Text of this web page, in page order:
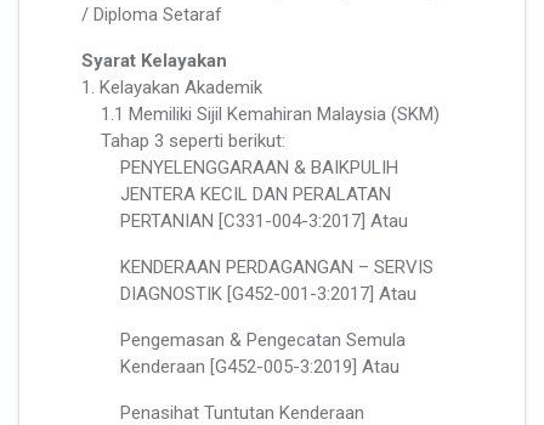
/ Diploma Setaraf
Syarat Kelayakan
1. Kelayakan Akademik
1.1 Memiliki Sijil Kemahiran Malaysia (SKM)
Tahap 3 seperti berikut:
PENYELENGGARAAN & BAIKPULIH
JENTERA KECIL DAN PERALATAN
PERTANIAN [C331-004-3:2017] Atau
KENDERAAN PERDAGANGAN – SERVIS
DIAGNOSTIK [G452-001-3:2017] Atau
Pengemasan & Pengecatan Semula
Kenderaan [G452-005-3:2019] Atau
Penasihat Tuntutan Kenderaan